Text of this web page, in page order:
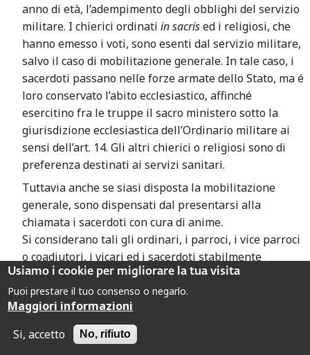
anno di età, l’adempimento degli obblighi del servizio
militare. I chierici ordinati in sacrised i religiosi, che
hanno emesso i voti, sono esenti dal servizio militare,
salvo il caso di mobilitazione generale. In tale caso, i
sacerdoti passano nelle forze armate dello Stato, ma é
loro conservato l’abito ecclesiastico, affinché
esercitino fra le truppe il sacro ministero sotto la
giurisdizione ecclesiastica dell’Ordinario militare ai
sensi dell’art. 14. Gli altri chierici o religiosi sono di
preferenza destinati ai servizi sanitari.
Tuttavia anche se siasi disposta la mobilitazione
generale, sono dispensati dal presentarsi alla
chiamata i sacerdoti con cura di anime.
Si considerano tali gli ordinari, i parroci, i vice parroci
o coadiutori, i vicari ed i sacerdoti stabilmente
preposti a rettorie di chiese aperte al culto.
giurato.
Usiamo i cookie per migliorare la tua visita
Puoi prestare il tuo consenso o negarlo.
Maggiori informazioni
Si, accetto
No, rifiuto